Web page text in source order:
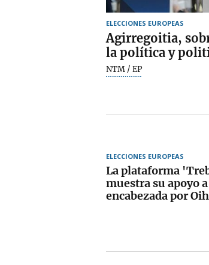
ELECCIONES EUROPEAS
Agirregoitia,
la política y
NTM / EP
ELECCIONES EUROPEAS
La plataforma
muestra su apoyo
encabezada por